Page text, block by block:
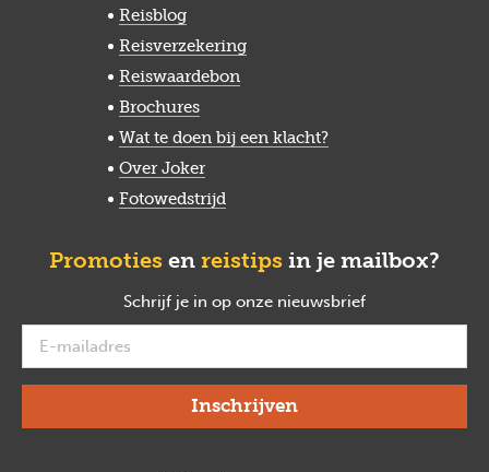
Reisblog
Reisverzekering
Reiswaardebon
Brochures
Wat te doen bij een klacht?
Over Joker
Fotowedstrijd
Promoties en reistips in je mailbox?
Schrijf je in op onze nieuwsbrief